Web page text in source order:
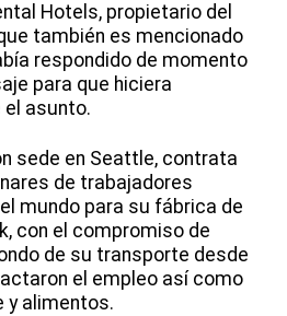
Hotels, propietario del
también es mencionado
respondido de momento
para que hiciera
asunto.
sede en Seattle, contrata
de trabajadores
mundo para su fábrica de
con el compromiso de
de su transporte desde
el empleo así como
y alimentos.